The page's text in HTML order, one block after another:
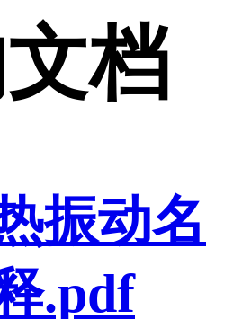
档
振动名
.pdf